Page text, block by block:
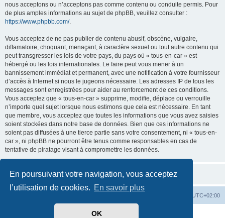
En poursuivant votre navigation, vous acceptez
l’utilisation de cookies. En savoir plus
OK
nous acceptons ou n’acceptons pas comme contenu ou conduite permis. Pour
de plus amples informations au sujet de phpBB, veuillez consulter :
https://www.phpbb.com/.
Vous acceptez de ne pas publier de contenu abusif, obscène, vulgaire,
diffamatoire, choquant, menaçant, à caractère sexuel ou tout autre contenu qui
peut transgresser les lois de votre pays, du pays où « tous-en-car » est
hébergé ou les lois internationales. Le faire peut vous mener à un
bannissement immédiat et permanent, avec une notification à votre fournisseur
d’accès à Internet si nous le jugeons nécessaire. Les adresses IP de tous les
messages sont enregistrées pour aider au renforcement de ces conditions.
Vous acceptez que « tous-en-car » supprime, modifie, déplace ou verrouille
n’importe quel sujet lorsque nous estimons que cela est nécessaire. En tant
que membre, vous acceptez que toutes les informations que vous avez saisies
soient stockées dans notre base de données. Bien que ces informations ne
soient pas diffusées à une tierce partie sans votre consentement, ni « tous-en-
car », ni phpBB ne pourront être tenus comme responsables en cas de
tentative de piratage visant à compromettre les données.
UTC+02:00
phpBB ® Forum Software © phpBB Limited